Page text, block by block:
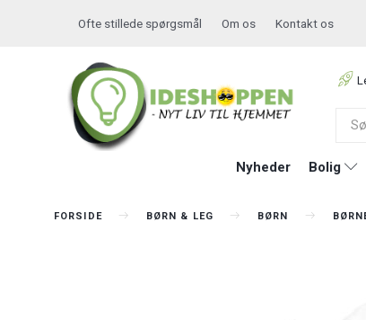
Ofte stillede spørgsmål Om os Kontakt os
Nyheder Bolig
FORSIDE BØRN & LEG BØRN